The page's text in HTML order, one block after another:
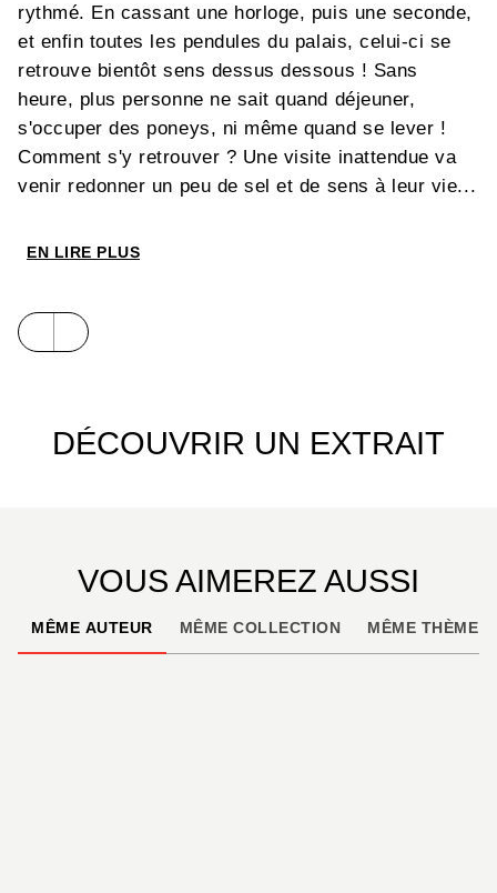
rythmé. En cassant une horloge, puis une seconde,
et enfin toutes les pendules du palais, celui-ci se
retrouve bientôt sens dessus dessous ! Sans
heure, plus personne ne sait quand déjeuner,
s'occuper des poneys, ni même quand se lever !
Comment s'y retrouver ? Une visite inattendue va
venir redonner un peu de sel et de sens à leur vie...
EN LIRE PLUS
DÉCOUVRIR UN EXTRAIT
VOUS AIMEREZ AUSSI
MÊME AUTEUR MÊME COLLECTION MÊME THÈME